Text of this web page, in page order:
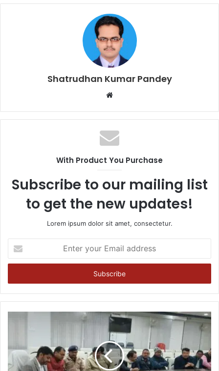
Shatrudhan Kumar Pandey
Website
With Product You Purchase
Subscribe to our mailing list
to get the new updates!
Lorem ipsum dolor sit amet, consectetur.
your
Email